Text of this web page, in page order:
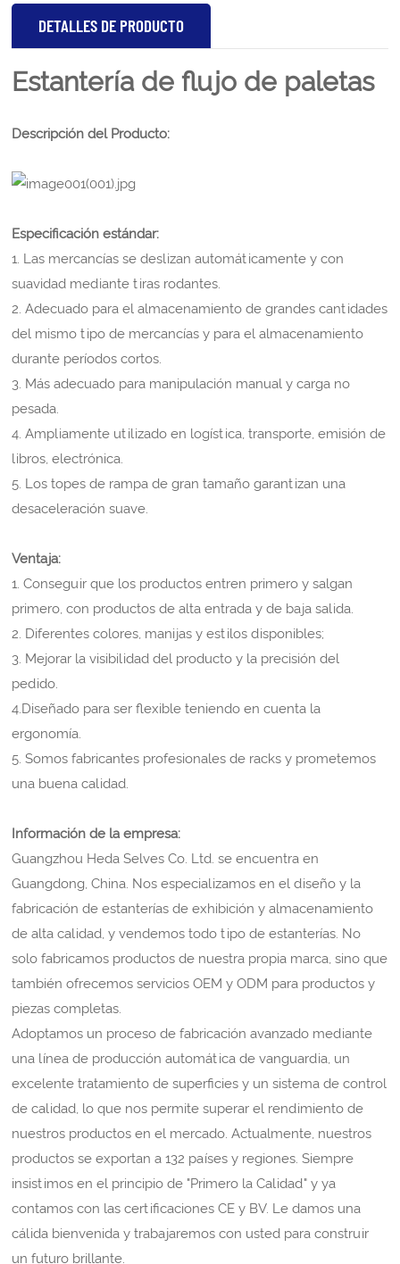
DETALLES DE PRODUCTO
Estantería de flujo de paletas
Descripción del Producto:
Especificación estándar:
1. Las mercancías se deslizan automáticamente y con
suavidad mediante tiras rodantes.
2. Adecuado para el almacenamiento de grandes cantidades
del mismo tipo de mercancías y para el almacenamiento
durante períodos cortos.
3. Más adecuado para manipulación manual y carga no
pesada.
4. Ampliamente utilizado en logística, transporte, emisión de
libros, electrónica.
5. Los topes de rampa de gran tamaño garantizan una
desaceleración suave.
Ventaja:
1. Conseguir que los productos entren primero y salgan
primero, con productos de alta entrada y de baja salida.
2. Diferentes colores, manijas y estilos disponibles;
3. Mejorar la visibilidad del producto y la precisión del
pedido.
4.Diseñado para ser flexible teniendo en cuenta la
ergonomía.
5. Somos fabricantes profesionales de racks y prometemos
una buena calidad.
Información de la empresa:
Guangzhou Heda Selves Co. Ltd. se encuentra en
Guangdong, China. Nos especializamos en el diseño y la
fabricación de estanterías de exhibición y almacenamiento
de alta calidad, y vendemos todo tipo de estanterías. No
solo fabricamos productos de nuestra propia marca, sino que
también ofrecemos servicios OEM y ODM para productos y
piezas completas.
Adoptamos un proceso de fabricación avanzado mediante
una línea de producción automática de vanguardia, un
excelente tratamiento de superficies y un sistema de control
de calidad, lo que nos permite superar el rendimiento de
nuestros productos en el mercado. Actualmente, nuestros
productos se exportan a 132 países y regiones. Siempre
insistimos en el principio de "Primero la Calidad" y ya
contamos con las certificaciones CE y BV. Le damos una
cálida bienvenida y trabajaremos con usted para construir
un futuro brillante.